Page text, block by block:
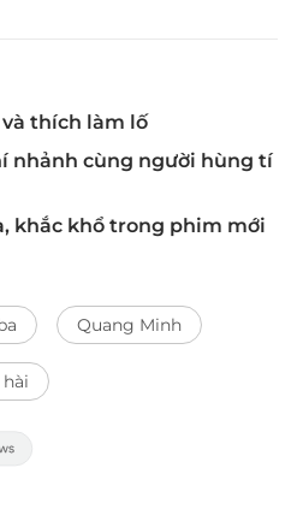
thích làm lố
nhảnh cùng người hùng tí
khắc khổ trong phim mới
Quang Minh